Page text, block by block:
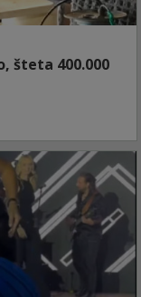
šteta 400.000